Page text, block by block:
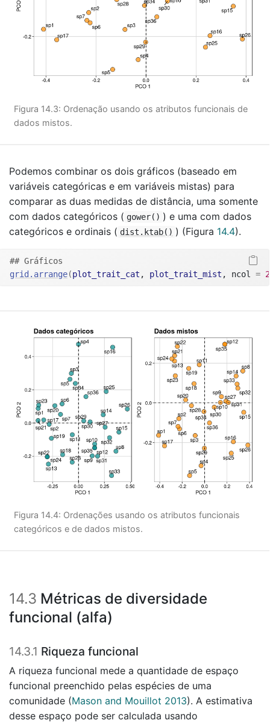
Figura 14.3: Ordenação usando os atributos funcionais de
dados mistos.
Podemos combinar os dois gráficos (baseado em
variáveis categóricas e em variáveis mistas) para
comparar as duas medidas de distância, uma somente
com dados categóricos ( gower() ) e uma com dados
categóricos e ordinais ( dist.ktab() ) (Figura 14.4).
## Gráficos
grid.arrange(plot_trait_cat , plot_trait_mist , ncol = 2
Figura 14.4: Ordenações usando os atributos funcionais
categóricos e de dados mistos.
14.3 Métricas de diversidade
funcional (alfa)
14.3.1 Riqueza funcional
A riqueza funcional mede a quantidade de espaço
funcional preenchido pelas espécies de uma
comunidade (Mason and Mouillot 2013). A estimativa
desse espaço pode ser calculada usando